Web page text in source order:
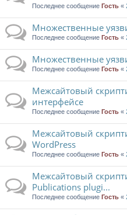
Последнее сообщение Гость «
Множественные
Последнее сообщение Гость «
Множественные
Последнее сообщение Гость «
Межсайтовый
интерфейсе
Последнее сообщение Гость «
Межсайтовый
WordPress
Последнее сообщение Гость «
Межсайтовый
Publications plugi...
Последнее сообщение Гость «